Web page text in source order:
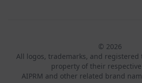
© 2026
All logos, trademarks, and registered
property of their
AIPRM and other related brand